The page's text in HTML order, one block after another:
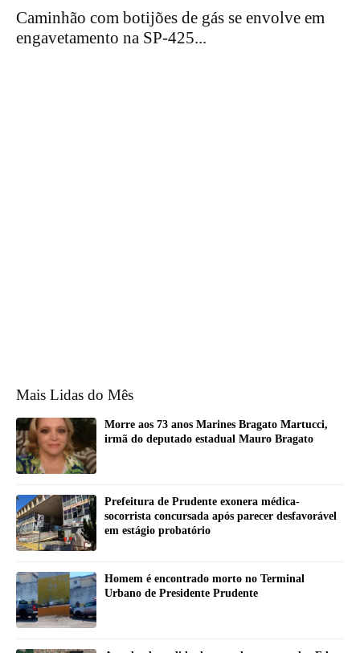
Caminhão com botijões de gás se envolve em
engavetamento na SP-425...
Mais Lidas do Mês
Morre aos 73 anos Marines Bragato Martucci,
irmã do deputado estadual Mauro Bragato
Prefeitura de Prudente exonera médica-
socorrista concursada após parecer desfavorável
em estágio probatório
Homem é encontrado morto no Terminal
Urbano de Presidente Prudente